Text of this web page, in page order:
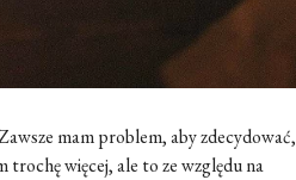
mam problem, aby zdecydować,
więcej, ale to ze względu na